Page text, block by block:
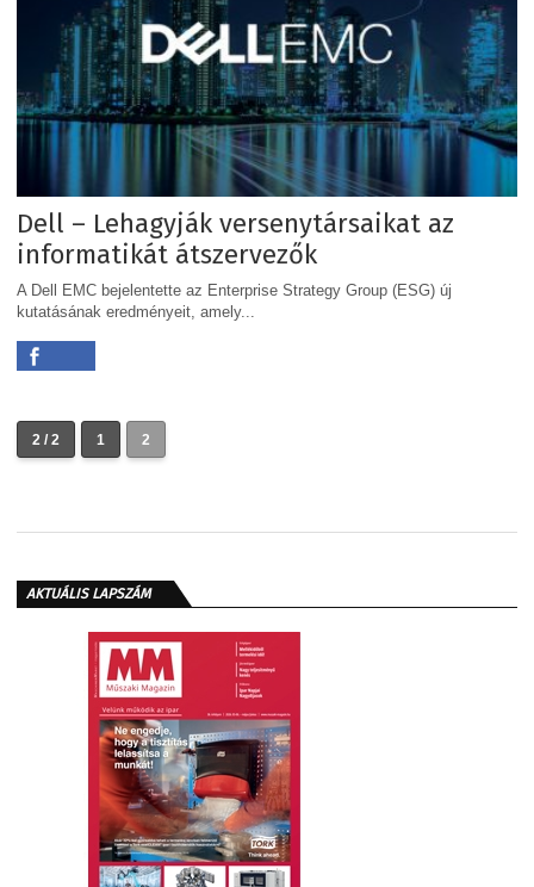
Dell – Lehagyják versenytársaikat az
informatikát átszervezők
A Dell EMC bejelentette az Enterprise Strategy Group (ESG) új
kutatásának eredményeit, amely...
2 / 2 1 2
AKTUÁLIS LAPSZÁM